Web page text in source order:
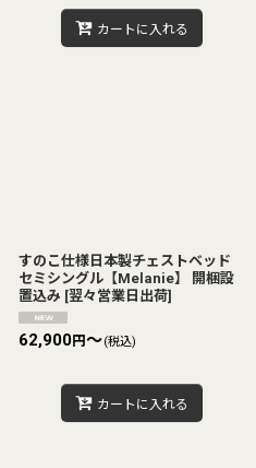
カートに入れる
すのこ仕様日本製チェストベッド
セミシングル【Melanie】 開梱設
置込み [翌々営業日出荷]
62,900円～(税込)
カートに入れる